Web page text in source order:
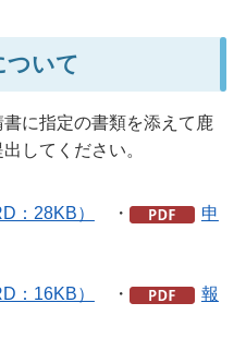
ついて
に指定の書類を添えて鹿
してください。
：28KB） ・
申
：16KB） ・
報